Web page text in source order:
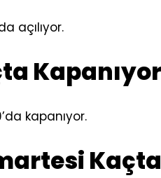
açılıyor.
kapanıyor.
Kaçta